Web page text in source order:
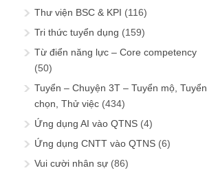
Thư viện BSC & KPI (116)
Tri thức tuyển dụng (159)
Từ điển năng lực – Core competency
(50)
Tuyển – Chuyện 3T – Tuyển mộ, Tuyển
chọn, Thử việc (434)
Ứng dụng AI vào QTNS (4)
Ứng dụng CNTT vào QTNS (6)
Vui cười nhân sự (86)